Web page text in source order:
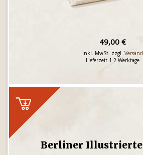
49,00 €
inkl. MwSt. zzgl. Versand
Lieferzeit 1-2 Werktage
Berliner Illustrierte